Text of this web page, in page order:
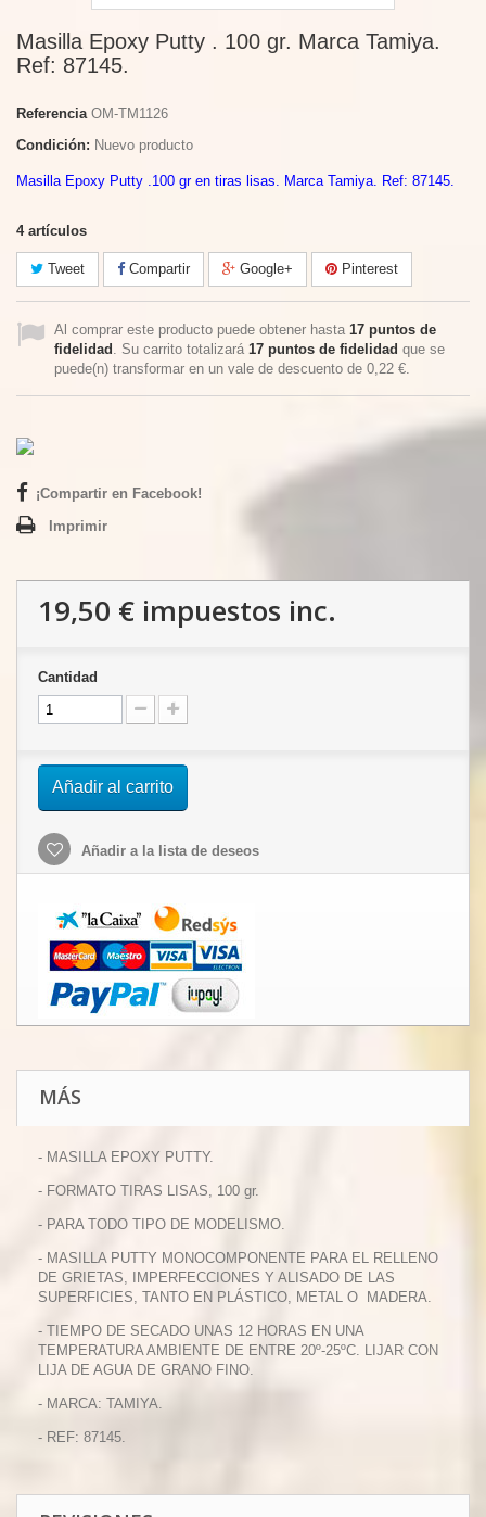
Masilla Epoxy Putty . 100 gr. Marca Tamiya.
Ref: 87145.
Referencia OM-TM1126
Condición: Nuevo producto
Masilla Epoxy Putty .100 gr en tiras lisas. Marca Tamiya. Ref: 87145.
4 artículos
Tweet Compartir Google+ Pinterest
Al comprar este producto puede obtener hasta 17 puntos de
fidelidad . Su carrito totalizará 17 puntos de fidelidad que se
puede(n) transformar en un vale de descuento de 0,22 €.
¡Compartir en Facebook!
Imprimir
19,50 € impuestos inc.
Cantidad
Añadir al carrito
Añadir a la lista de deseos
MÁS
- MASILLA EPOXY PUTTY.
- FORMATO TIRAS LISAS, 100 gr.
- PARA TODO TIPO DE MODELISMO.
- MASILLA PUTTY MONOCOMPONENTE PARA EL RELLENO
DE GRIETAS, IMPERFECCIONES Y ALISADO DE LAS
SUPERFICIES, TANTO EN PLÁSTICO, METAL O MADERA.
- TIEMPO DE SECADO UNAS 12 HORAS EN UNA
TEMPERATURA AMBIENTE DE ENTRE 20º-25ºC. LIJAR CON
LIJA DE AGUA DE GRANO FINO.
- MARCA: TAMIYA.
- REF: 87145.